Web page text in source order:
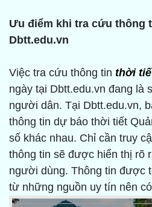
Ưu điểm khi tra cứu thông
Dbtt.edu.vn
Việc tra cứu thông tin thời
ngày tại Dbtt.edu.vn đang là
người dân. Tại Dbtt.edu.vn,
thông tin dự báo thời tiết
số khác nhau. Chỉ cần truy
thông tin sẽ được hiển thị rõ
người dùng. Thông tin được
từ những nguồn uy tín nên